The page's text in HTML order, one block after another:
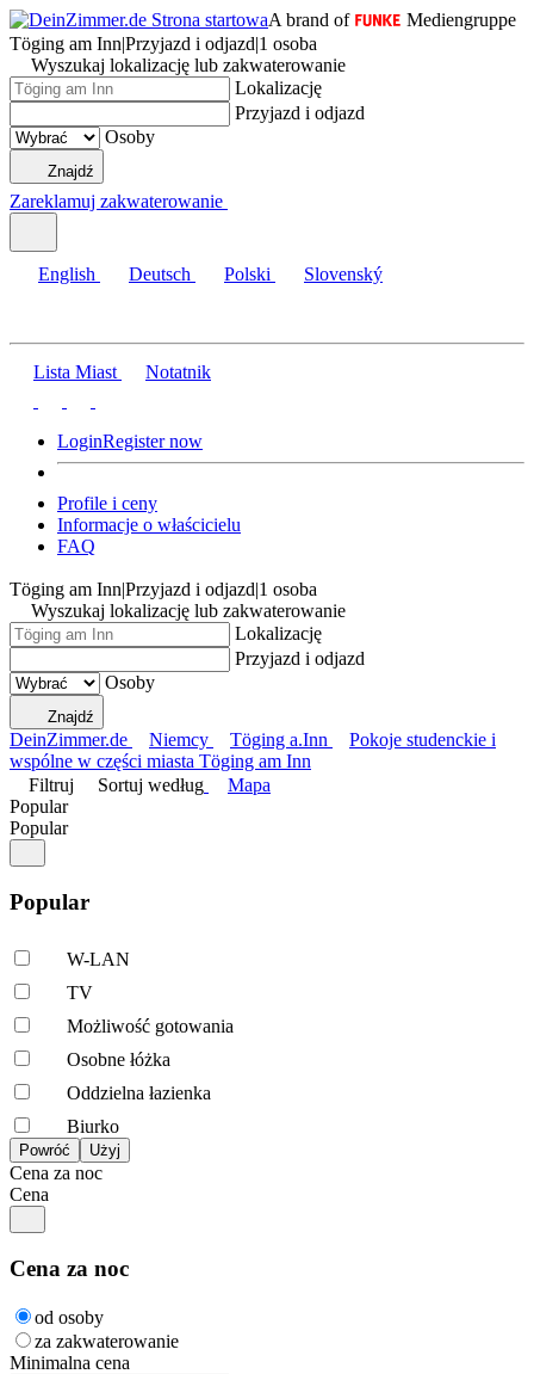
A brand of
Mediengruppe
Töging am Inn|Przyjazd i odjazd|1 osoba
Wyszukaj lokalizację lub zakwaterowanie
Lokalizację
Przyjazd i odjazd
Osoby
Znajdź
Zareklamuj zakwaterowanie
English Deutsch Polski Slovenský
Lista Miast Notatnik
LoginRegister now
Profile i ceny
Informacje o właścicielu
FAQ
Töging am Inn|Przyjazd i odjazd|1 osoba
Wyszukaj lokalizację lub zakwaterowanie
Lokalizację
Przyjazd i odjazd
Osoby
Znajdź
DeinZimmer.de Niemcy Töging a.Inn
Pokoje studenckie i
wspólne w części miasta Töging am Inn
Filtruj
Sortuj według
Mapa
Popular
Popular
Popular
W-LAN
TV
Możliwość gotowania
Osobne łóżka
Oddzielna łazienka
Biurko
Cena za noc
Cena
Cena za noc
od osoby
za zakwaterowanie
Minimalna cena